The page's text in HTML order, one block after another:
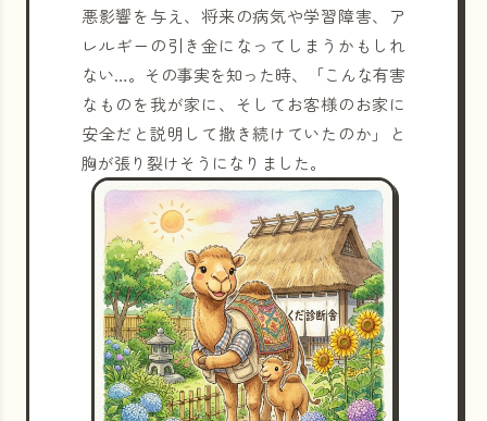
悪影響を与え、将来の病気や学習障害、ア
レルギーの引き金になってしまうかもしれ
ない…。その事実を知った時、「こんな有害
なものを我が家に、そしてお客様のお家に
安全だと説明して撒き続けていたのか」と
胸が張り裂けそうになりました。